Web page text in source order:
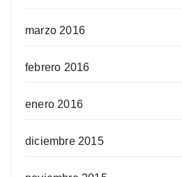
marzo 2016
febrero 2016
enero 2016
diciembre 2015